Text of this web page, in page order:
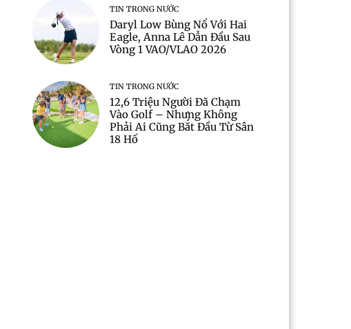
TIN TRONG NƯỚC
Daryl Low Bùng Nổ Với Hai
Eagle, Anna Lê Dẫn Đầu Sau
Vòng 1 VAO/VLAO 2026
TIN TRONG NƯỚC
12,6 Triệu Người Đã Chạm
Vào Golf – Nhưng Không
Phải Ai Cũng Bắt Đầu Từ Sân
18 Hố